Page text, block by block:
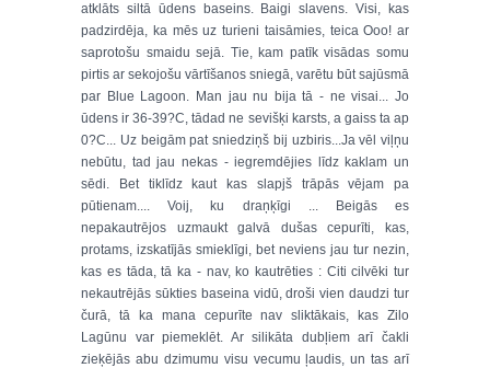
atklāts siltā ūdens baseins. Baigi slavens. Visi, kas
padzirdēja, ka mēs uz turieni taisāmies, teica Ooo! ar
saprotošu smaidu sejā. Tie, kam patīk visādas somu
pirtis ar sekojošu vārtīšanos sniegā, varētu būt sajūsmā
par Blue Lagoon. Man jau nu bija tā - ne visai... Jo
ūdens ir 36-39?C, tādad ne sevišķi karsts, a gaiss ta ap
0?C... Uz beigām pat sniedziņš bij uzbiris...Ja vēl viļņu
nebūtu, tad jau nekas - iegremdējies līdz kaklam un
sēdi. Bet tiklīdz kaut kas slapjš trāpās vējam pa
pūtienam.... Voij, ku draņķīgi ... Beigās es
nepakautrējos uzmaukt galvā dušas cepurīti, kas,
protams, izskatījās smieklīgi, bet neviens jau tur nezin,
kas es tāda, tā ka - nav, ko kautrēties : Citi cilvēki tur
nekautrējās sūkties baseina vidū, droši vien daudzi tur
čurā, tā ka mana cepurīte nav sliktākais, kas Zilo
Lagūnu var piemeklēt. Ar silikāta dubļiem arī čakli
zieķējās abu dzimumu visu vecumu ļaudis, un tas arī